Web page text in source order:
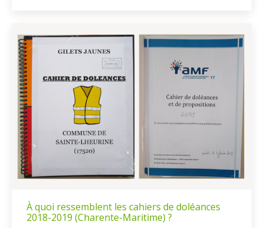
À quoi ressemblent les cahiers de doléances
2018-2019 (Charente-Maritime) ?